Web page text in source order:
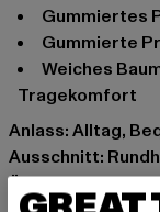
gummierte
weiches Baumwollmaterial bietet besten
Tragekomfort
Anlass: Alltag,
Ausschnitt:
Ärmelart: